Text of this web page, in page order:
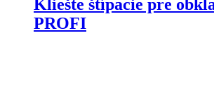
Kliešte štípacie pre
PROFI